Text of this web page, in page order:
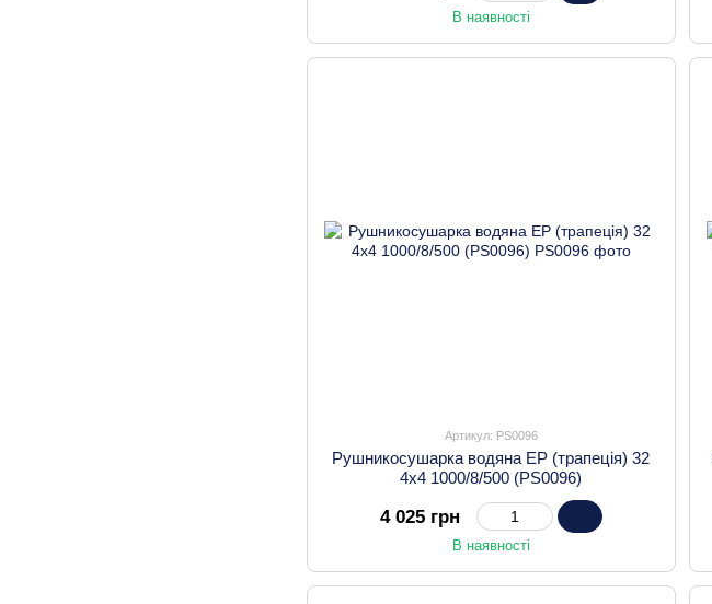
В наявності
Артикул: PS0096
Рушникосушарка водяна EP (трапеція) 32
4х4 1000/8/500 (PS0096)
4 025 грн
В наявності